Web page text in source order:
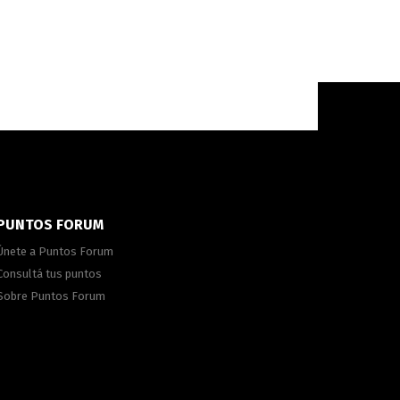
FORUM
a Puntos Forum
tus puntos
Puntos Forum